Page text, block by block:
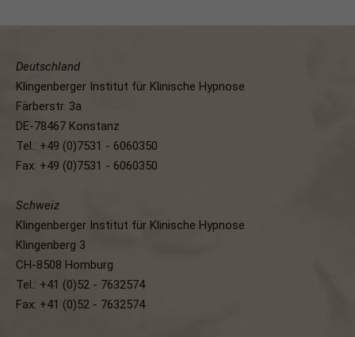
Deutschland
Klingenberger Institut für Klinische Hypnose
Färberstr. 3a
DE-78467 Konstanz
Tel.: +49 (0)7531 - 6060350
Fax: +49 (0)7531 - 6060350
Schweiz
Klingenberger Institut für Klinische Hypnose
Klingenberg 3
CH-8508 Homburg
Tel.: +41 (0)52 - 7632574
Fax: +41 (0)52 - 7632574